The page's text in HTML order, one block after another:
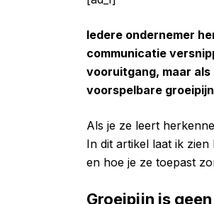
Iedere ondernemer
communicatie
vooruitgang, maar
voorspelbare
Als je ze leert
In dit artikel laat ik
en hoe je ze toepast
Groeipijn is